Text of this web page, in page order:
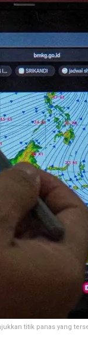
titik panas yang